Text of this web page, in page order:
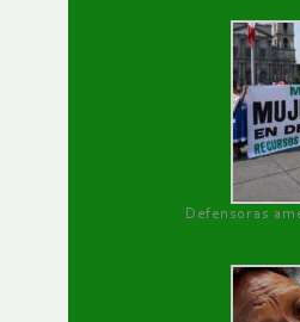
Defensoras